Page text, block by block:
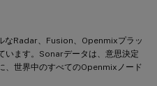
なRadar、Fusion、Openmixプラッ
います。Sonarデータは、意思決定
、世界中のすべてのOpenmixノード